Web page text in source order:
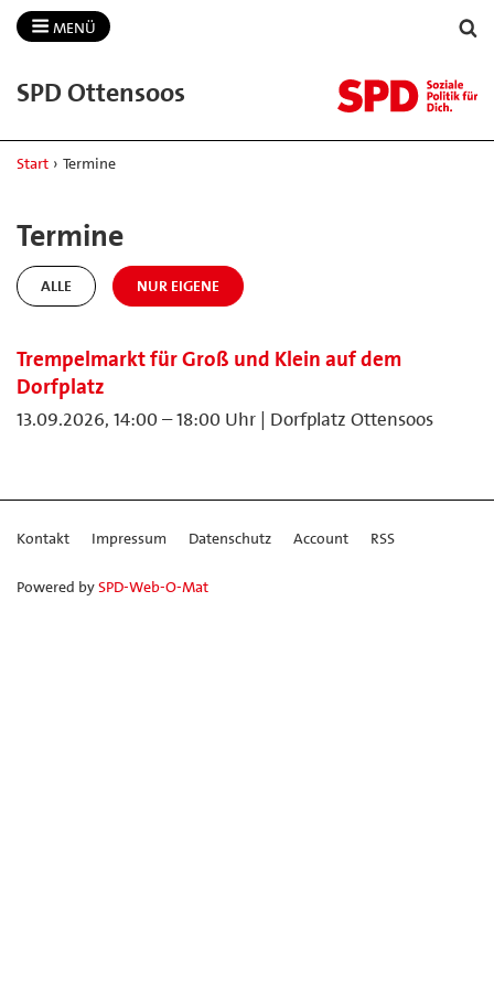
MENÜ
SPD Ottensoos
Start › Termine
Termine
ALLE NUR EIGENE
Trempelmarkt für Groß und Klein auf dem
Dorfplatz
13.09.2026, 14:00 – 18:00 Uhr | Dorfplatz Ottensoos
Kontakt Impressum Datenschutz Account RSS
Powered bySPD-Web-O-Mat